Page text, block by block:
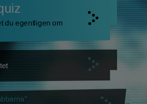
du egentligen om